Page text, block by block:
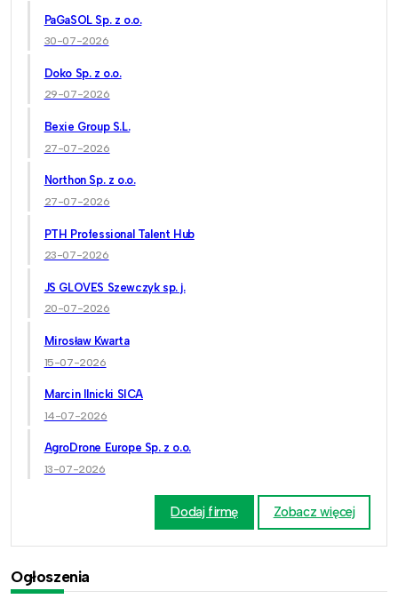
PaGaSOL Sp. z o.o.
30-07-2026
Doko Sp. z o.o.
29-07-2026
Bexie Group S.L.
27-07-2026
Northon Sp. z o.o.
27-07-2026
PTH Professional Talent Hub
23-07-2026
JS GLOVES Szewczyk sp. j.
20-07-2026
Mirosław Kwarta
15-07-2026
Marcin Ilnicki SICA
14-07-2026
AgroDrone Europe Sp. z o.o.
13-07-2026
Dodaj firmę Zobacz więcej
Ogłoszenia